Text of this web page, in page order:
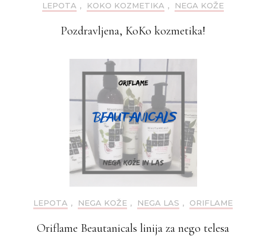
LEPOTA , KOKO KOZMETIKA , NEGA KOŽE
Pozdravljena, KoKo kozmetika!
LEPOTA , NEGA KOŽE , NEGA LAS , ORIFLAME
Oriflame Beautanicals linija za nego telesa